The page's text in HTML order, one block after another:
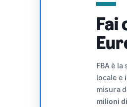
Fai
FBA è
locale e
misura
milioni